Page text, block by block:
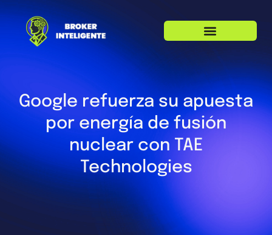
Google refuerza su apuesta
por energía de fusión
nuclear con TAE
Technologies